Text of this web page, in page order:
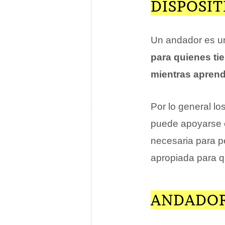
Un andador es
para quienes
mientras
Por lo general
puede apoyarse
necesaria para
apropiada para